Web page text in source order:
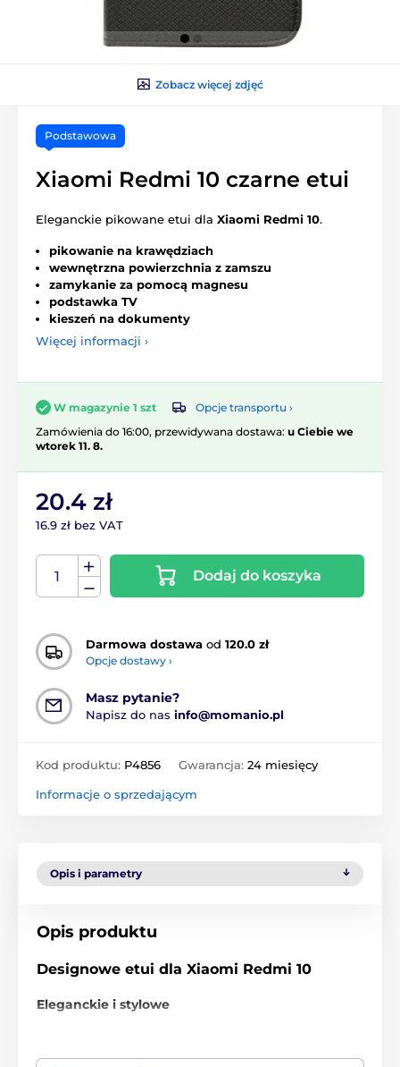
Zobacz więcej zdjęć
Podstawowa
Xiaomi Redmi 10 czarne etui
Eleganckie pikowane etui dla Xiaomi Redmi 10.
pikowanie na krawędziach
wewnętrzna powierzchnia z zamszu
zamykanie za pomocą magnesu
podstawka TV
kieszeń na dokumenty
Więcej informacji ›
W magazynie 1 szt
Opcje transportu ›
Zamówienia do 16:00, przewidywana dostawa: u Ciebie we
wtorek 11. 8.
20.4 zł
16.9 zł bez VAT
Dodaj do koszyka
Darmowa dostawa od 120.0 zł
Opcje dostawy ›
Masz pytanie?
Napisz do nas info@momanio.pl
Kod produktu: P4856 Gwarancja: 24 miesięcy
Informacje o sprzedającym
Opis i parametry
Opis produktu
Designowe etui dla Xiaomi Redmi 10
Eleganckie i stylowe
pokrowcem na telefon Xiaomi Redmi 10, którego